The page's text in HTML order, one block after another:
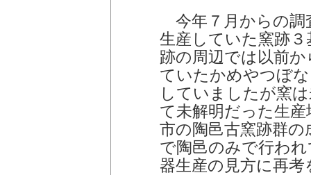
今年７月からの調
生産していた窯跡
跡の周辺では以前
ていたかめやつぼ
していましたが窯
て未解明だった生
市の陶邑古窯跡群
で陶邑のみで行わ
器生産の見方に再